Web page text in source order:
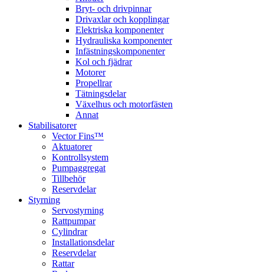
Bryt- och drivpinnar
Drivaxlar och kopplingar
Elektriska komponenter
Hydrauliska komponenter
Infästningskomponenter
Kol och fjädrar
Motorer
Propellrar
Tätningsdelar
Växelhus och motorfästen
Annat
Stabilisatorer
Vector Fins™
Aktuatorer
Kontrollsystem
Pumpaggregat
Tillbehör
Reservdelar
Styrning
Servostyrning
Rattpumpar
Cylindrar
Installationsdelar
Reservdelar
Rattar